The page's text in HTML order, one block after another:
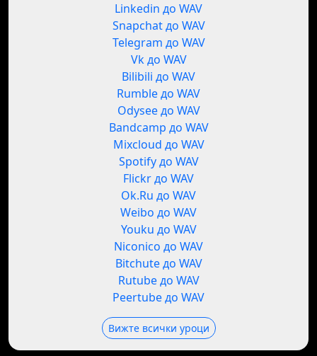
Linkedin до WAV
Snapchat до WAV
Telegram до WAV
Vk до WAV
Bilibili до WAV
Rumble до WAV
Odysee до WAV
Bandcamp до WAV
Mixcloud до WAV
Spotify до WAV
Flickr до WAV
Ok.Ru до WAV
Weibo до WAV
Youku до WAV
Niconico до WAV
Bitchute до WAV
Rutube до WAV
Peertube до WAV
Вижте всички уроци